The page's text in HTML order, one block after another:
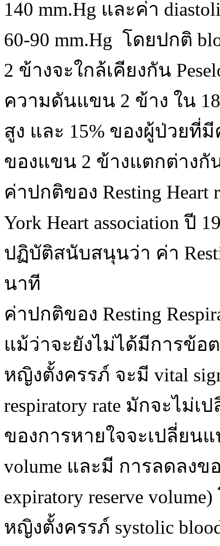
140 mm.Hg และค่า
60-90 mm.Hg โดยปกติ
2 ข้างจะใกล้เคียงกัน
ความดันแขน 2 ข้าง ใน
สูง และ 15% ของผู้ป่วย
ของแขน 2 ข้างแตกต่างกั
ค่าปกติของ Resting Heart
York Heart association
ปฏิบัติสนับสนุนว่า ค่า
นาที
ค่าปกติของ Resting
แม้ว่าจะยังไม่ได้มีการข้อ
หญิงตั้งครรภ์ จะมี vital
respiratory rate มักจะไม่
ของการหายใจจะเปลี่ยน
volume และมี การลดลงข
expiratory reserve
หญิงตั้งครรภ์ systolic